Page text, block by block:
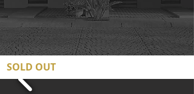
SOLD OUT